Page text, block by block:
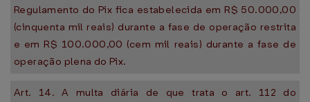
Regulamento do Pix fica estabelecida em R$ 50.000,00
(cinquenta mil reais) durante a fase de operação restrita
e em R$ 100.000,00 (cem mil reais) durante a fase de
operação plena do Pix.
Art. 14. A multa diária de que trata o art. 112 do